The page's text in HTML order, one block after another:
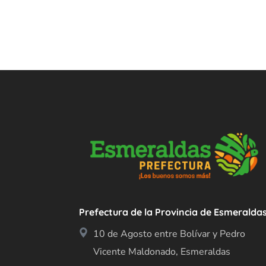
Prefectura de la Provincia de
10 de Agosto entre Bolívar y Pedro
Vicente Maldonado, Esmeraldas